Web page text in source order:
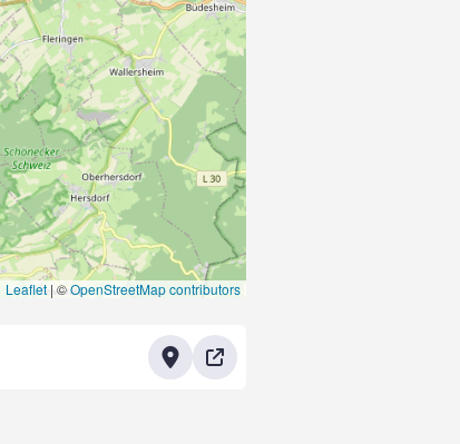
Leaflet |©OpenStreetMap contributors